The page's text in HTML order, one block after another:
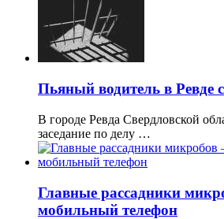
Пьяный водитель в Ревде
В городе Ревда Свердловской
заседание по делу …
Главные рассадники
мобильный телефон